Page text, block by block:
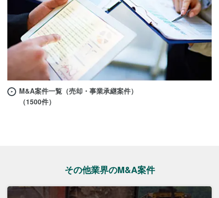
M&A案件一覧（売却・事業承継案件）
（1500件）
その他業界のM&A案件